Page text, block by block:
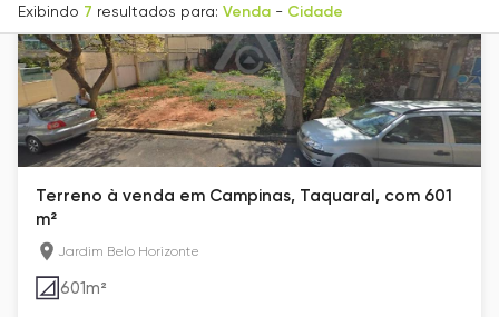
Exibindo 7 resultados para: Venda - Cidade
Terreno à venda em Campinas, Taquaral, com 601
m²
Jardim Belo Horizonte
601m²